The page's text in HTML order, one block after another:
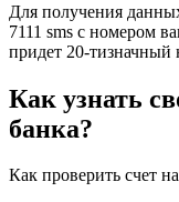
Для получения
7111 sms с номером
придет 20-тизначный
Как узнать
банка?
Как проверить счет